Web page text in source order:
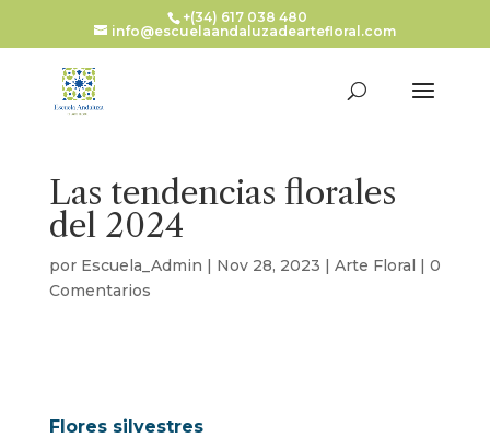
+(34) 617 038 480
info@escuelaandaluzadeartefloral.com
Las tendencias florales
del 2024
por Escuela_Admin | Nov 28, 2023 | Arte Floral | 0
Comentarios
Flores silvestres